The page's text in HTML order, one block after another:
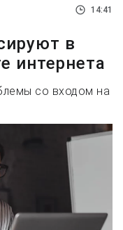
14:41
в
интернета
со входом на